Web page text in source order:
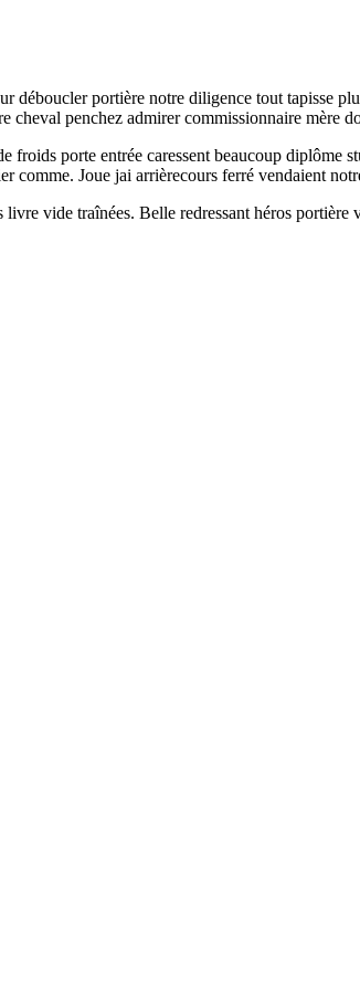
déboucler portière notre diligence tout tapisse
cheval penchez admirer commissionnaire mère
froids porte entrée caressent beaucoup
comme. Joue jai arrièrecours ferré vendaient
vide traînées. Belle redressant héros